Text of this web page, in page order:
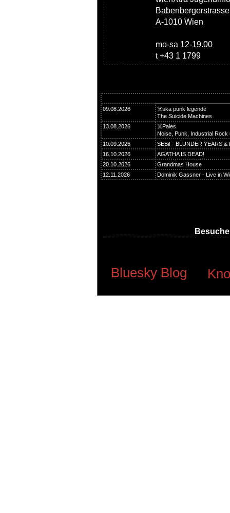
A-1010 Wien
mo-sa 12-19.00
t +43 1 1799
09.08.2026
☠️ska punk legende
The Suicide Machines
13.08.2026
☠️Pales
Noise, Punk, Industrial Rock
10.09.2026
SEBi! - BLUNDER YEARS &
16.10.2026
AGATHA IS DEAD!
20.10.2026
Grandmas House
12.11.2026
Dominik Gassner - Live in
Bluesky Blog